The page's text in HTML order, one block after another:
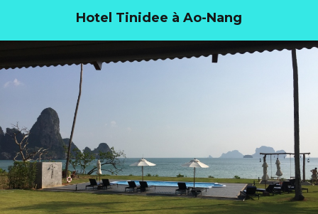
Hotel Tinidee à Ao-Nang